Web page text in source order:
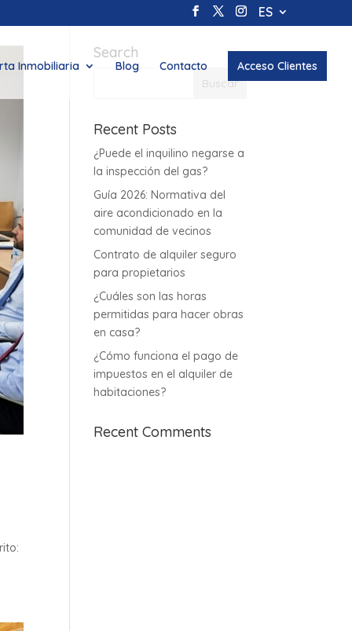
ES
Inmobiliaria Blog Contacto Acceso Clientes
Search
Recent Posts
¿Puede el inquilino negarse a
la inspección del gas?
Guía 2026: Normativa del
aire acondicionado en la
comunidad de vecinos
Contrato de alquiler seguro
para propietarios
¿Cuáles son las horas
permitidas para hacer obras
en casa?
¿Cómo funciona el pago de
impuestos en el alquiler de
habitaciones?
Recent Comments